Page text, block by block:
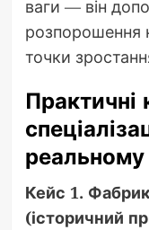
ваги — він
розпорошення
точки
Практичні
реальному
Кейс 1.
(історичний